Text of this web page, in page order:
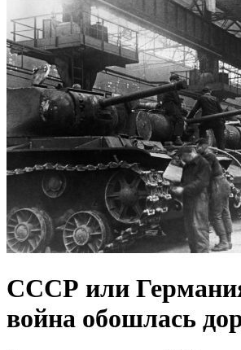
СССР или
война обошлась